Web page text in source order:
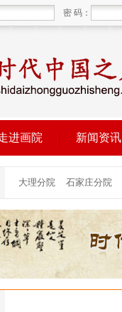
密 码：
进画院 新闻资讯